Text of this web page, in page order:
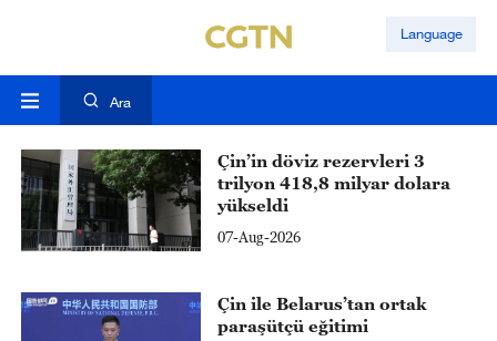
Language
Ara
Çin’in döviz rezervleri 3
trilyon 418,8 milyar dolara
yükseldi
07-Aug-2026
Çin ile Belarus’tan ortak
paraşütçü eğitimi